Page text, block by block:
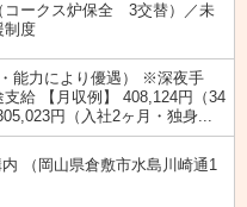
コークス炉保全 3交替）／未
制度
能力により優遇） ※深夜手
給 【月収例】 408,124円（34
円（入社2ヶ月・独身...
（岡山県倉敷市水島川崎通1